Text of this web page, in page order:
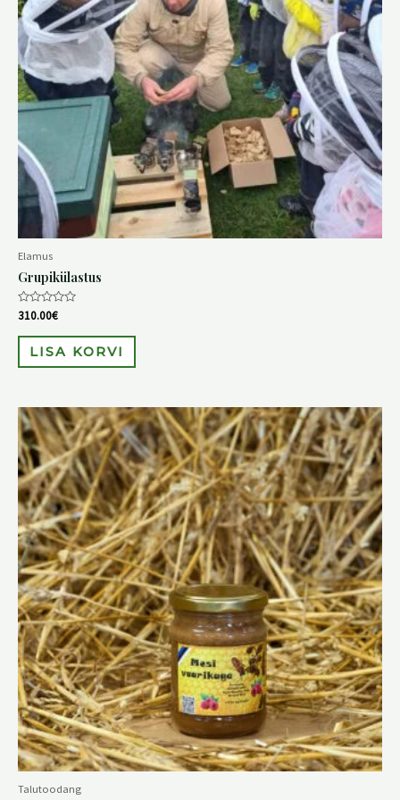
Elamus
Grupikülastus
Hinnanguga
0
/
310.00€
LISA KORVI
Talutoodang